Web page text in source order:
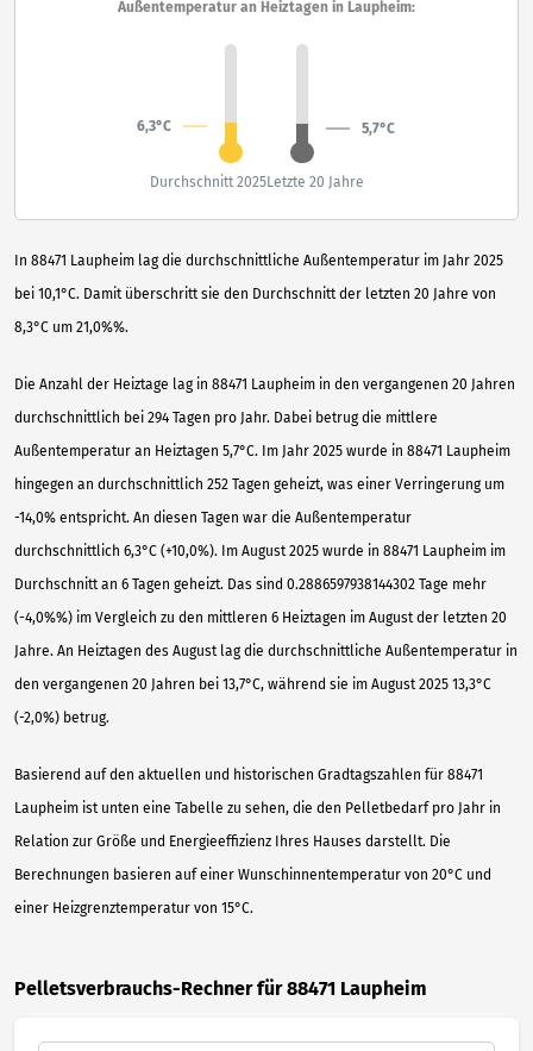
In 88471 Laupheim lag die durchschnittliche Außentemperatur im Jahr 2025
bei 10,1°C. Damit überschritt sie den Durchschnitt der letzten 20 Jahre von
8,3°C um 21,0%%.
Die Anzahl der Heiztage lag in 88471 Laupheim in den vergangenen 20 Jahren
durchschnittlich bei 294 Tagen pro Jahr. Dabei betrug die mittlere
Außentemperatur an Heiztagen 5,7°C. Im Jahr 2025 wurde in 88471 Laupheim
hingegen an durchschnittlich 252 Tagen geheizt, was einer Verringerung um
-14,0% entspricht. An diesen Tagen war die Außentemperatur
durchschnittlich 6,3°C (+10,0%). Im August 2025 wurde in 88471 Laupheim im
Durchschnitt an 6 Tagen geheizt. Das sind 0.2886597938144302 Tage mehr
(-4,0%%) im Vergleich zu den mittleren 6 Heiztagen im August der letzten 20
Jahre. An Heiztagen des August lag die durchschnittliche Außentemperatur in
den vergangenen 20 Jahren bei 13,7°C, während sie im August 2025 13,3°C
(-2,0%) betrug.
Basierend auf den aktuellen und historischen Gradtagszahlen für 88471
Laupheim ist unten eine Tabelle zu sehen, die den Pelletbedarf pro Jahr in
Relation zur Größe und Energieeffizienz Ihres Hauses darstellt. Die
Berechnungen basieren auf einer Wunschinnentemperatur von 20°C und
einer Heizgrenztemperatur von 15°C.
Außentemperatur an Heiztagen in Laupheim:
6,3°C 5,7°C
Durchschnitt 2025Letzte 20 Jahre
Pelletsverbrauchs-Rechner für 88471 Laupheim